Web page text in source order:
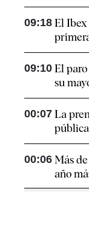
09:18 El Ibex
09:10 El paro
su
00:07 La
00:06 Más
año